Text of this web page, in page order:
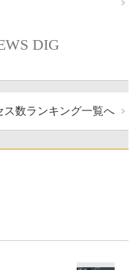
DIG
ス数ランキング一覧へ